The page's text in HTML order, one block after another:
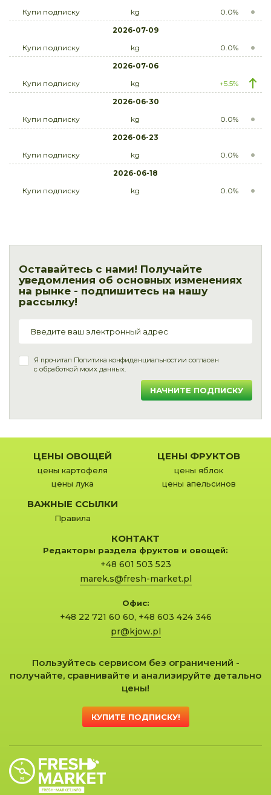
Купи подписку
kg
0.0%
2026-07-09
Купи подписку
kg
0.0%
2026-07-06
Купи подписку
kg
+5.5%
2026-06-30
Купи подписку
kg
0.0%
2026-06-23
Купи подписку
kg
0.0%
2026-06-18
Купи подписку
kg 0.0%
Оставайтесь с нами! Получайте
уведомления об основных изменениях
на рынке - подпишитесь на нашу
рассылку!
Я прочитал Политика конфиденциальностии согласен
с обработкой моих данных.
НАЧНИТЕ ПОДПИСКУ
ЦЕНЫ ОВОЩЕЙ
цены картофеля
цены лука
ЦЕНЫ ФРУКТОВ
цены яблок
цены апельсинов
ВАЖНЫЕ ССЫЛКИ
Правила
КОНТАКТ
Редакторы раздела фруктов и овощей:
+48 601 503 523
marek.s@fresh-market.pl
Офис:
+48 22 721 60 60, +48 603 424 346
pr@kjow.pl
Пользуйтесь сервисом без ограничений -
получайте, сравнивайте и анализируйте детально
цены!
КУПИТЕ ПОДПИСКУ!